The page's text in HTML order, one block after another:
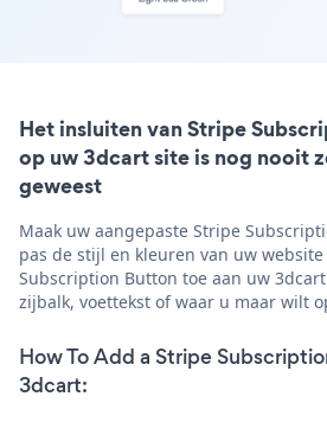
Het insluiten van Stripe
op uw 3dcart site is nog nooit
geweest
Maak uw aangepaste Stripe
pas de stijl en kleuren van uw
Subscription Button toe aan uw
zijbalk, voettekst of waar u maar wilt
How To Add a Stripe
3dcart: